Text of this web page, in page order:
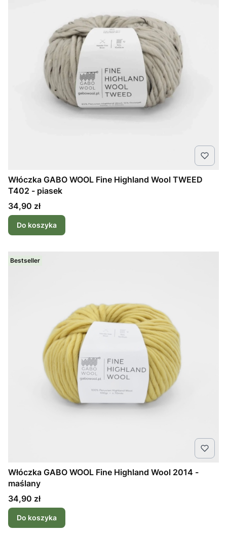
Włóczka GABO WOOL Fine Highland Wool TWEED
T402 - piasek
Cena
34,90 zł
Do koszyka
Bestseller
Włóczka GABO WOOL Fine Highland Wool 2014 -
maślany
Cena
34,90 zł
Do koszyka